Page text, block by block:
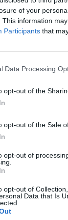
of your
This information
Participants that
Data Processing
opt-out of the
opt-out of the Sale
opt-out of
opt-out of
Data that Is
si
è
è stata subito
dal
stato una
al suo arrivo
stata ministra